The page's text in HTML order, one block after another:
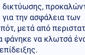
δικτύωσης,
για την ασφάλεια των
μετά από
φάνηκε να κλωτσά